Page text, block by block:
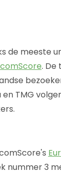
de meeste
comScore. De
TMG
nummer 3